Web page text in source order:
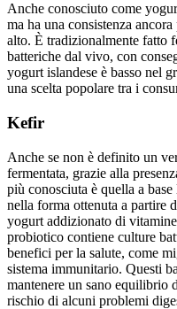
Anche conosciuto come
ma ha una consistenza
alto. È tradizionalmente fatto
batteriche dal vivo, con
yogurt islandese è basso nel
una scelta popolare tra i
Kefir
Anche se non è definito un
fermentata, grazie alla
più conosciuta è quella a
nella forma ottenuta a partire
yogurt addizionato di
probiotico contiene culture
benefici per la salute, come
sistema immunitario. Questi
mantenere un sano equilibrio
rischio di alcuni problemi